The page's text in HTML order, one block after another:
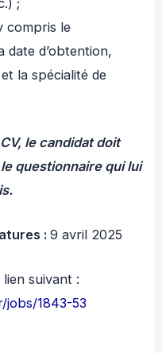
;
compris le
date d’obtention,
la spécialité de
le candidat doit
questionnaire qui lui
:9 avril 2025
suivant :
1843-53